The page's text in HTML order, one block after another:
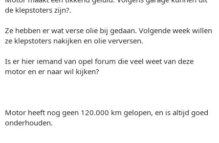
de klepstoters zijn?.
Ze hebben er wat verse olie bij gedaan. Volgende week willen
ze klepstoters nakijken en olie verversen.
Is er hier iemand van opel forum die veel weet van deze
motor en er naar wil kijken?
Motor heeft nog geen 120.000 km gelopen, en is altijd goed
onderhouden.